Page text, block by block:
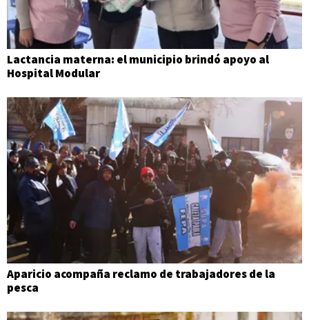
Lactancia materna: el municipio brindó apoyo al
Hospital Modular
Aparicio acompaña reclamo de trabajadores de la
pesca